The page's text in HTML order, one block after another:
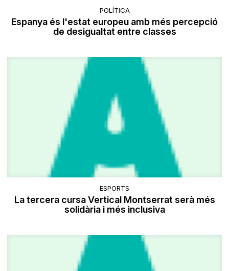
POLÍTICA
Espanya és l'estat europeu amb més percepció
de desigualtat entre classes
ESPORTS
La tercera cursa Vertical Montserrat serà més
solidària i més inclusiva